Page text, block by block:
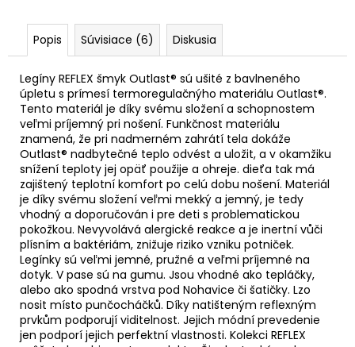
Popis Súvisiace (6) Diskusia
Legíny REFLEX šmyk Outlast® sú ušité z bavlneného
úpletu s prímesí termoregulačnýho materiálu Outlast®.
Tento materiál je díky svému složení a schopnostem
veľmi príjemný pri nošení. Funkčnost materiálu
znamená, že pri nadmerném zahrátí tela dokáže
Outlast® nadbytečné teplo odvést a uložit, a v okamžiku
snížení teploty jej opäť použije a ohreje. dieťa tak má
zajištený teplotní komfort po celú dobu nošení. Materiál
je díky svému složení veľmi mekký a jemný, je tedy
vhodný a doporučován i pre deti s problematickou
pokožkou. Nevyvolává alergické reakce a je inertní vůči
plísním a baktériám, znižuje riziko vzniku potniček.
Legínky sú veľmi jemné, pružné a veľmi príjemné na
dotyk. V pase sú na gumu. Jsou vhodné ako tepláčky,
alebo ako spodná vrstva pod Nohavice či šatičky. Lzo
nosit místo punčocháčků. Díky natišteným reflexným
prvkům podporují viditelnost. Jejich módní prevedenie
jen podporí jejich perfektní vlastnosti. Kolekci REFLEX